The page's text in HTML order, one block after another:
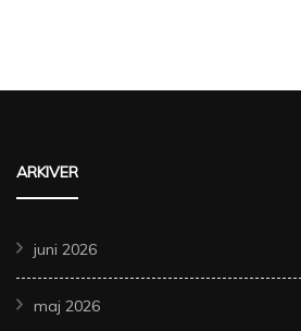
ARKIVER
juni 2026
maj 2026